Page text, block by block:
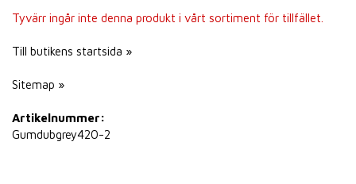
Tyvärr ingår inte denna produkt i vårt sortiment för tillfället.
Till butikens startsida »
Sitemap »
Artikelnummer:
Gumdubgrey420-2